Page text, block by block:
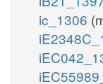
ic_1306